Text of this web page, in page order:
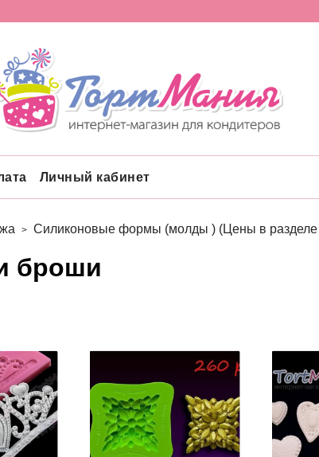
Личный кабинет
Силиконовые формы (молды ) (Цены в разделе
броши